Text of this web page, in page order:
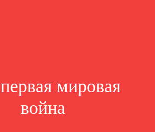
первая мировая
война